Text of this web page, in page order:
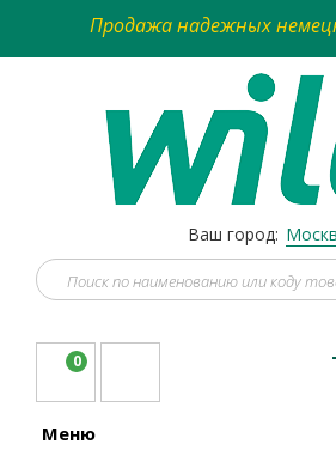
Продажа надежных
Ваш город:
0
Меню